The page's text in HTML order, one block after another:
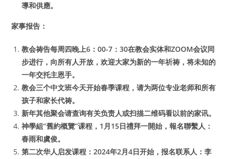
導和供應。
家事报告：
教会祷告每周四晚上6：00-7：30在教会实体和ZOOM会议同
步进行，向所有人开放，欢迎大家为新的一年祈祷，将未知的
一年交托主恩手。
教会三个中文班今天开始春季课程，请为两位专业老师和所有
孩子和家长代祷。
新年其他聚会请查询有关负责人或扫描二维码看以前的家讯。
神學組“舊約概覽”课程，1月15日禮拜一開始，報名聯繫人：
春雨和虞俊。
第二次华人启发课程：2024年2月4日开始，报名联系人：李